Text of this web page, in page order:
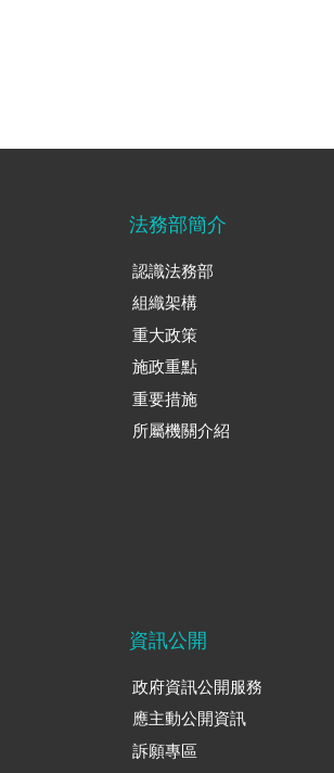
法務部簡介
認識法務部
組織架構
重大政策
施政重點
重要措施
所屬機關介紹
資訊公開
政府資訊公開服務
應主動公開資訊
訴願專區